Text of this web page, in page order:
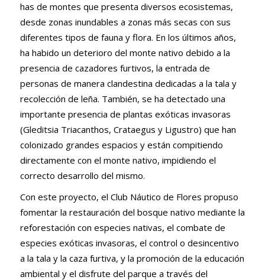
has de montes que presenta diversos ecosistemas,
desde zonas inundables a zonas más secas con sus
diferentes tipos de fauna y flora. En los últimos años,
ha habido un deterioro del monte nativo debido a la
presencia de cazadores furtivos, la entrada de
personas de manera clandestina dedicadas a la tala y
recolección de leña. También, se ha detectado una
importante presencia de plantas exóticas invasoras
(Gleditsia Triacanthos, Crataegus y Ligustro) que han
colonizado grandes espacios y están compitiendo
directamente con el monte nativo, impidiendo el
correcto desarrollo del mismo.
Con este proyecto, el Club Náutico de Flores propuso
fomentar la restauración del bosque nativo mediante la
reforestación con especies nativas, el combate de
especies exóticas invasoras, el control o desincentivo
a la tala y la caza furtiva, y la promoción de la educación
ambiental y el disfrute del parque a través del